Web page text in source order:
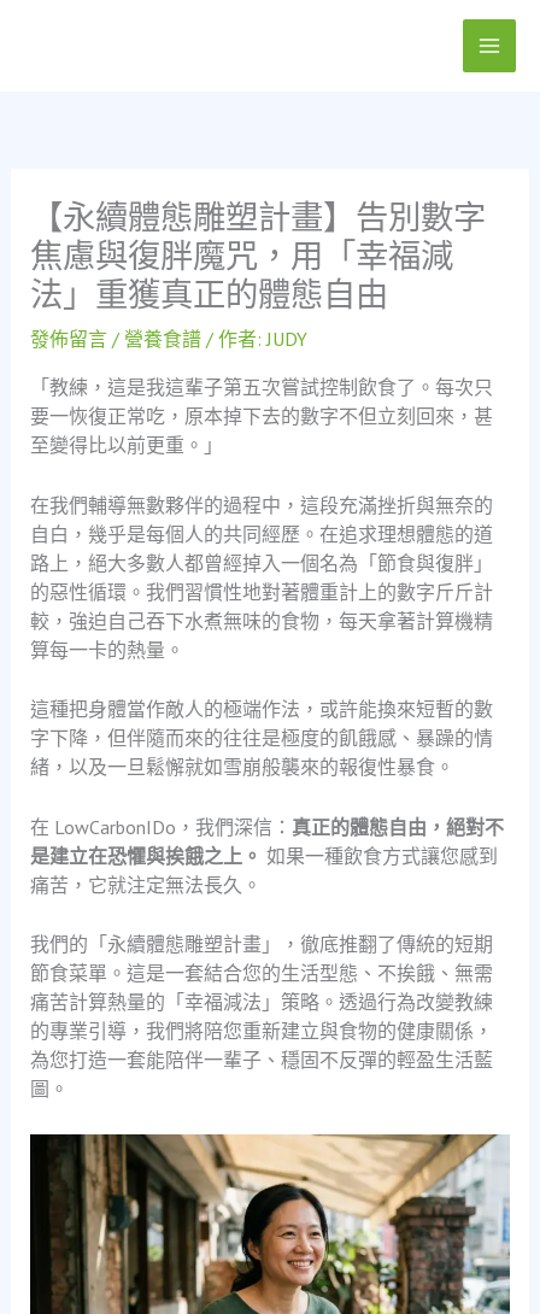
【永續體態雕塑計畫】告別數字
焦慮與復胖魔咒，用「幸福減
法」重獲真正的體態自由
發佈留言 / 營養食譜/ 作者:JUDY
「教練，這是我這輩子第五次嘗試控制飲食了。每次只
要一恢復正常吃，原本掉下去的數字不但立刻回來，甚
至變得比以前更重。」
在我們輔導無數夥伴的過程中，這段充滿挫折與無奈的
自白，幾乎是每個人的共同經歷。在追求理想體態的道
路上，絕大多數人都曾經掉入一個名為「節食與復胖」
的惡性循環。我們習慣性地對著體重計上的數字斤斤計
較，強迫自己吞下水煮無味的食物，每天拿著計算機精
算每一卡的熱量。
這種把身體當作敵人的極端作法，或許能換來短暫的數
字下降，但伴隨而來的往往是極度的飢餓感、暴躁的情
緒，以及一旦鬆懈就如雪崩般襲來的報復性暴食。
在 LowCarbonIDo，我們深信： 真正的體態自由，絕對不
是建立在恐懼與挨餓之上。 如果一種飲食方式讓您感到
痛苦，它就注定無法長久。
我們的「永續體態雕塑計畫」，徹底推翻了傳統的短期
節食菜單。這是一套結合您的生活型態、不挨餓、無需
痛苦計算熱量的「幸福減法」策略。透過行為改變教練
的專業引導，我們將陪您重新建立與食物的健康關係，
為您打造一套能陪伴一輩子、穩固不反彈的輕盈生活藍
圖。